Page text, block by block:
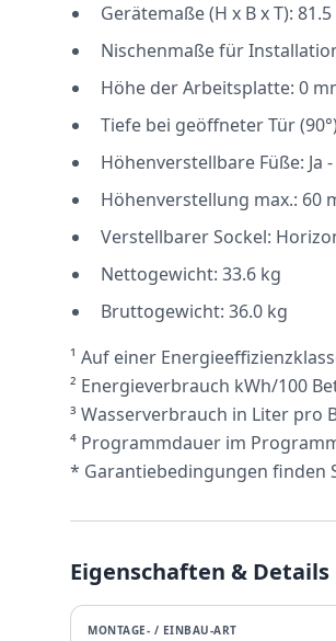
Gerätemaße (H x B x T):
Nischenmaße für
Höhe der Arbeitsplatte: 0
Tiefe bei geöffneter Tür
Höhenverstellbare Füße: Ja
Höhenverstellung max.: 60
Verstellbarer Sockel:
Nettogewicht: 33.6 kg
Bruttogewicht: 36.0 kg
¹ Auf einer
² Energieverbrauch kWh/100
³ Wasserverbrauch in Liter pro
⁴ Programmdauer im
* Garantiebedingungen finden
Eigenschaften & Details
MONTAGE- / EINBAU-ART